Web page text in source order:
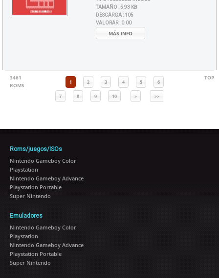
TAMAÑO :5,93 KB
DESCARGA : 105
VALORAR : 0.00
MÁS INFO
3461
ROMS
1 2 3 4 5 6
7 8 9 10 > >>
TOP
Roms/juegos/ISOs
Nintendo Gameboy Color
Playstation
Nintendo Gameboy Advance
Playstation Portable
Super Nintendo
Emuladores
Nintendo Gameboy Color
Playstation
Nintendo Gameboy Advance
Playstation Portable
Super Nintendo